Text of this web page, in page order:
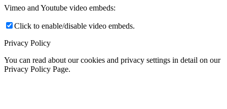
Vimeo and Youtube video embeds:
Click to enable/disable video embeds.
Privacy Policy
You can read about our cookies and privacy settings in detail on our
Privacy Policy Page.